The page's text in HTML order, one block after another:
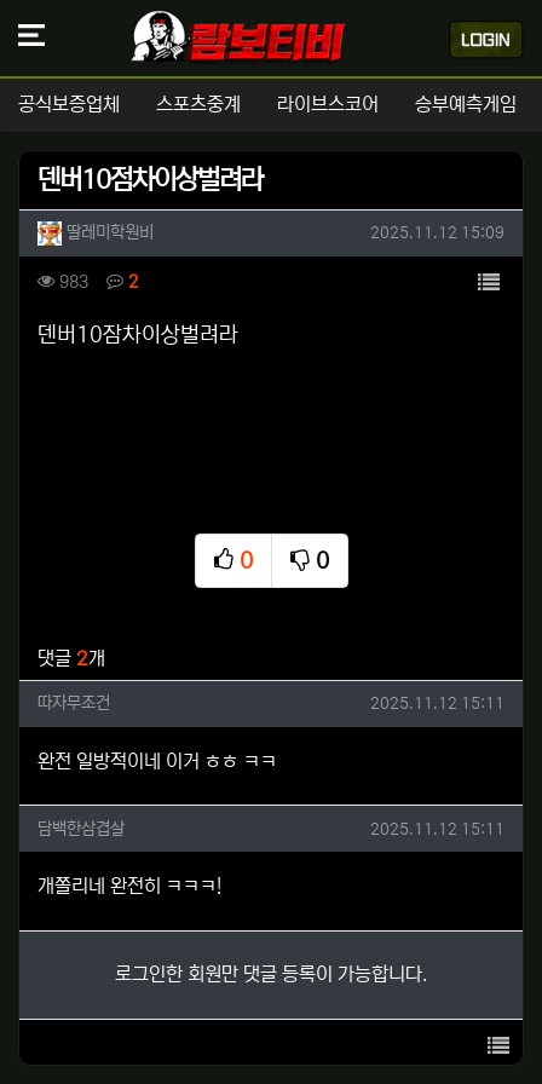
공식보증업체 스포츠중계 라이브스코어 승부예측게임
덴버10점차이상벌려라
작성자 정보
딸레미학원비 작성일
2025.11.12 15:09
컨텐츠 정보
983조회 2댓글 목록
본문
덴버10잠차이상벌려라
0
추천
0
비추천
댓글 2개
따자무조건님의 댓글
따자무조건 작성일
2025.11.12 15:11
완전 일방적이네 이거 ㅎㅎ ㅋㅋ
담백한삼겹살님의 댓글
담백한삼겹살 작성일
2025.11.12 15:11
개쫄리네 완전히 ㅋㅋㅋ!
로그인한 회원만 댓글 등록이 가능합니다.
목록